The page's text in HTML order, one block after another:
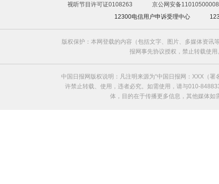
视听节目许可证0108263
京公网安备
12300电信用户申诉受理中心
版权保护：本网登载的内容（包括文字、图片、多媒体资
报网事先协议授权，禁止转载使
中国日报网版权说明：凡注明来源为“中国日报网：XXX（
许禁止转载、使用，违者必究。如需使用，请与010-
体，目的在于传播更多信息，其他媒体